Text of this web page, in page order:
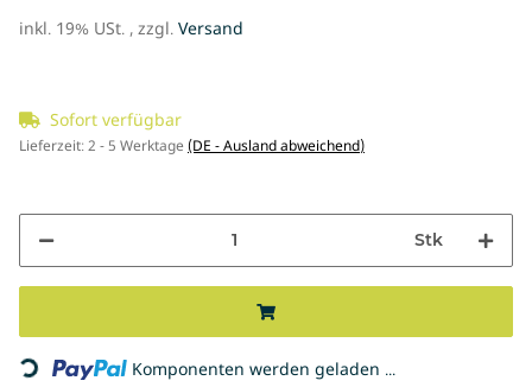
inkl. 19% USt. , zzgl. Versand
Sofort verfügbar
Lieferzeit:2 - 5 Werktage (DE - Ausland abweichend)
Stk
Loading... Komponenten werden geladen ...